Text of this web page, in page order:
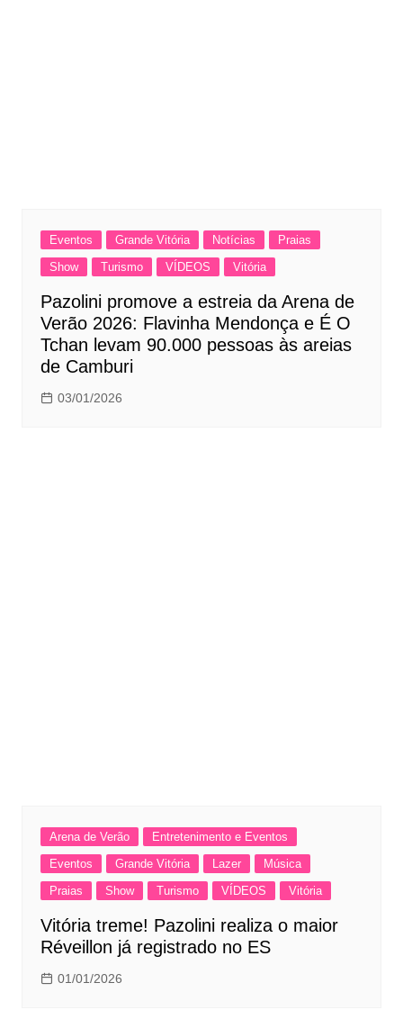
Eventos Grande Vitória Notícias
Praias
Show
Turismo VÍDEOS Vitória
Pazolini promove a estreia da Arena de
Verão 2026: Flavinha Mendonça e É O
Tchan levam 90.000 pessoas às areias
de Camburi
03/01/2026
Arena de Verão
Entretenimento e Eventos
Eventos
Grande Vitória Lazer
Música
Praias
Show Turismo VÍDEOS Vitória
Vitória treme! Pazolini realiza o maior
Réveillon já registrado no ES
01/01/2026